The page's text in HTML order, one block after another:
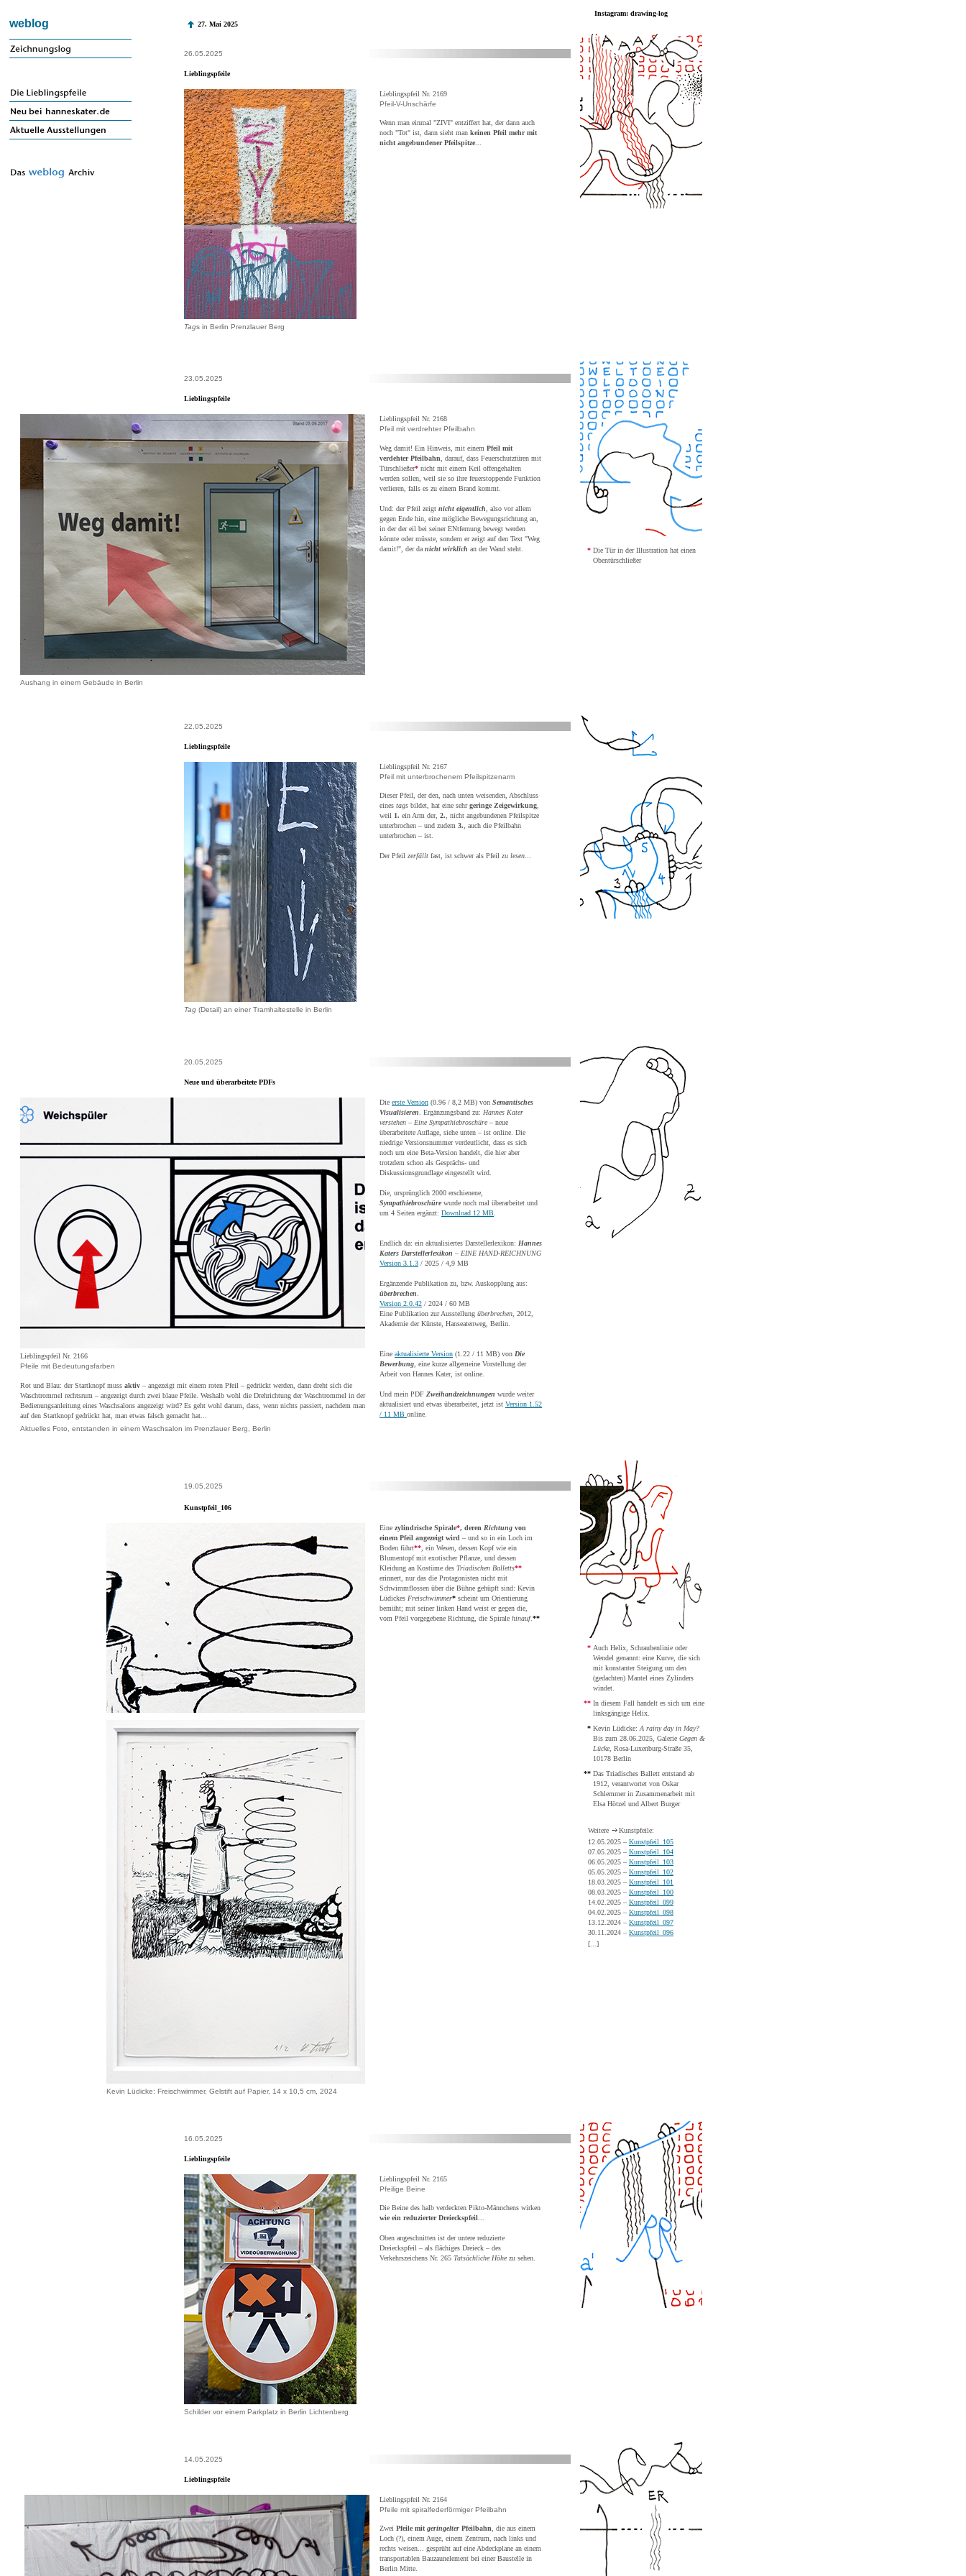
Instagram: drawing-log
weblog 27. Mai 2025
26.05.2025
Lieblingspfeile
Tags in Berlin Prenzlauer Berg
Lieblingspfeil Nr. 2169
Pfeil-V-Unschärfe
Wenn man einmal "ZIVI" entziffert hat, der dann auch
noch "Tot" ist, dann sieht man keinen Pfeil mehr mit
nicht angebundener Pfeilspitze
* Die Tür in der Illustration hat einen
Obentürschließer
23.05.2025
Lieblingspfeile
Aushang in einem Gebäude in Berlin
Lieblingspfeil Nr. 2168
Pfeil mit verdrehter Pfeilbahn
Weg damit! Ein Hinweis, mit einem Pfeil mit
verdehter Pfeilbahn , darauf, dass Feuerschutztüren mit
Türschließer* nicht mit einem Keil offengehalten
werden sollen, weil sie so ihre feuerstoppende Funktion
verlieren, falls es zu einem Brand kommt.
Und: der Pfeil zeigt nicht eigentlich , also vor allem
gegen Ende hin, eine mögliche Bewegungsrichtung an,
in der der eil bei seiner ENtfernung bewegt werden
könnte oder müsste, sondern er zeigt auf den Text "Weg
damit!", der da nicht wirklich an der Wand steht.
22.05.2025
Lieblingspfeile
Tag (Detail) an einer Tramhaltestelle in Berlin
Lieblingspfeil Nr. 2167
Pfeil mit unterbrochenem Pfeilspitzenarm
Dieser Pfeil, der den, nach unten weisenden, Abschluss
eines tags bildet, hat eine sehrgeringe Zeigewirkung
weil 1. ein Arm der, 2. , nicht angebundenen Pfeilspitze
unterbrochen – und zudem 3. , auch die Pfeilbahn
unterbrochen – ist.
Der Pfeil zerfällt fast, ist schwer als Pfeil zu lesen
20.05.2025
Neue und überarbeitete PDFs
Lieblingspfeil Nr. 2166
Pfeile mit Bedeutungsfarben
Rot und Blau: der Startknopf muss aktiv – angezeigt mit einem roten Pfeil – gedrückt werden, dann dreht sich die
Waschtrommel rechtsrum – angezeigt durch zwei blaue Pfeile. Weshalb wohl die Drehrichtung der Waschtrommel in der
Bedienungsanleitung eines Waschsalons angezeigt wird? Es geht wohl darum, dass, wenn nichts passiert, nachdem man
auf den Startknopf gedrückt hat, man etwas falsch gemacht hat...
Aktuelles Foto, entstanden in einem Waschsalon im Prenzlauer Berg, Berlin
Die erste Version (0.96 / 8,2 MB) von Semantisches
Visualisieren . Ergänzungsband zu: Hannes Kater
verstehen – Eine Sympathiebroschüre – neue
überarbeitete Auflage, siehe unten – ist online. Die
niedrige Versionsnummer verdeutlicht, dass es sich
noch um eine Beta-Version handelt, die hier aber
trotzdem schon als Gesprächs- und
Diskussionsgrundlage eingestellt wird.
Die, ursprünglich 2000 erschienene,
Sympathiebroschüre wurde noch mal überarbeitet und
um 4 Seiten ergänzt: Download 12 MB
Endlich da: ein aktualisiertes Darstellerlexikon: Hannes
Katers Darstellerlexikon – EINE HAND-REICHNUNG
Version 3.1.3 / 2025 / 4,9 MB
Ergänzende Publikation zu, bzw. Auskopplung aus:
überbrechen
Version 2.0.42 / 2024 / 60 MB
Eine Publikation zur Ausstellung überbrechen , 2012,
Akademie der Künste, Hanseatenweg, Berlin.
Eine aktualisierte Version (1.22 / 11 MB) von Die
Bewerbung , eine kurze allgemeine Vorstellung der
Arbeit von Hannes Kater, ist online.
Und mein PDF Zweihandzeichnungen wurde weiter
aktualisiert und etwas überarbeitet, jetzt ist Version 1.52
/ 11 MB online.
* Auch Helix, Schraubenlinie oder
Wendel genannt: eine Kurve, die sich
mit konstanter Steigung um den
(gedachten) Mantel eines Zylinders
windet.
** In diesem Fall handelt es sich um eine
linksgängige Helix.
* Kevin Lüdicke: A rainy day in May?
Bis zum 28.06.2025, Galerie Gegen &
Lücke , Rosa-Luxenburg-Straße 35,
10178 Berlin
** Das Triadisches Ballett entstand ab
1912, verantwortet von Oskar
Schlemmer in Zusammenarbeit mit
Elsa Hötzel und Albert Burger
Weitere
Kunstpfeile:
12.05.2025 – Kunstpfeil_105
07.05.2025 – Kunstpfeil_104
06.05.2025 – Kunstpfeil_103
05.05.2025 – Kunstpfeil_102
18.03.2025 – Kunstpfeil_101
08.03.2025 – Kunstpfeil_100
14.02.2025 – Kunstpfeil_099
04.02.2025 – Kunstpfeil_098
13.12.2024 – Kunstpfeil_097
30.11.2024 – Kunstpfeil_096
[...]
19.05.2025
Kunstpfeil_106
Kevin Lüdicke: Freischwimmer, Gelstift auf Papier, 14 x 10,5 cm, 2024
Eine zylindrische Spirale*, deren Richtung von
einem Pfeil angezeigt wird – und so in ein Loch im
Boden führt** , ein Wesen, dessen Kopf wie ein
Blumentopf mit exotischer Pflanze, und dessen
Kleidung an Kostüme des Triadischen Balletts**
erinnert, nur das die Protagonisten nicht mit
Schwimmflossen über die Bühne gehüpft sind: Kevin
Lüdickes Freischwimmer* scheint um Orientierung
bemüht; mit seiner linken Hand weist er gegen die,
vom Pfeil vorgegebene Richtung, die Spirale hinauf.**
16.05.2025
Lieblingspfeile
Schilder vor einem Parkplatz in Berlin Lichtenberg
Lieblingspfeil Nr. 2165
Pfeilige Beine
Die Beine des halb verdeckten Pikto-Männchens wirken
wie ein reduzierter Dreieckspfeil
Oben angeschnitten ist der untere reduzierte
Dreieckspfeil – als flächiges Dreieck – des
Verkehrszeichens Nr. 265 Tatsächliche Höhe zu sehen.
14.05.2025
Lieblingspfeile
Lieblingspfeil Nr. 2164
Pfeile mit spiralfederförmiger Pfeilbahn
Zwei Pfeile mit geringelter Pfeilbahn , die aus einem
Loch (?), einem Auge, einem Zentrum, nach links und
rechts weisen... gesprüht auf eine Abdeckplane an einem
transportablen Bauzaunelement bei einer Baustelle in
Berlin Mitte.